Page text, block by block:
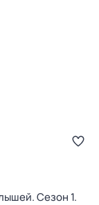
. Сезон 1.